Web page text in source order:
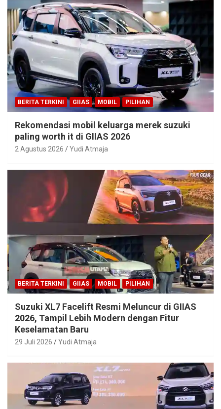
BERITA TERKINI GIIAS MOBIL PILIHAN
Rekomendasi mobil keluarga merek suzuki
paling worth it di GIIAS 2026
2 Agustus 2026 Yudi Atmaja
BERITA TERKINI GIIAS MOBIL PILIHAN
Suzuki XL7 Facelift Resmi Meluncur di GIIAS
2026, Tampil Lebih Modern dengan Fitur
Keselamatan Baru
29 Juli 2026 Yudi Atmaja